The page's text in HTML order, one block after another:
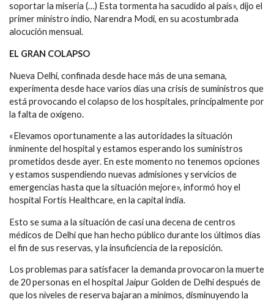
soportar la miseria (…) Esta tormenta ha sacudido al país», dijo el
primer ministro indio, Narendra Modi, en su acostumbrada
alocución mensual.
EL GRAN COLAPSO
Nueva Delhi, confinada desde hace más de una semana,
experimenta desde hace varios días una crisis de suministros que
está provocando el colapso de los hospitales, principalmente por
la falta de oxígeno.
«Elevamos oportunamente a las autoridades la situación
inminente del hospital y estamos esperando los suministros
prometidos desde ayer. En este momento no tenemos opciones
y estamos suspendiendo nuevas admisiones y servicios de
emergencias hasta que la situación mejore», informó hoy el
hospital Fortis Healthcare, en la capital india.
Esto se suma a la situación de casi una decena de centros
médicos de Delhi que han hecho público durante los últimos días
el fin de sus reservas, y la insuficiencia de la reposición.
Los problemas para satisfacer la demanda provocaron la muerte
de 20 personas en el hospital Jaipur Golden de Delhi después de
que los niveles de reserva bajaran a mínimos, disminuyendo la